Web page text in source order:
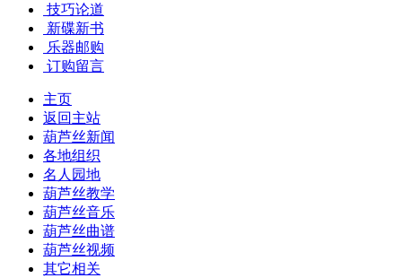
技巧论道
新碟新书
乐器邮购
订购留言
主页
返回主站
葫芦丝新闻
各地组织
名人园地
葫芦丝教学
葫芦丝音乐
葫芦丝曲谱
葫芦丝视频
其它相关